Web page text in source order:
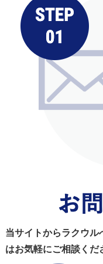
当サイトからラクウ
はお気軽にご相談くだ